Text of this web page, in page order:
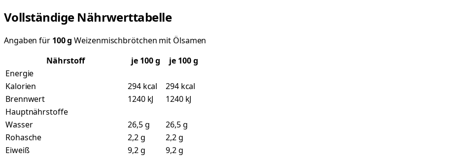
Vollständige Nährwerttabelle
Angaben für 100g Weizenmischbrötchen mit Ölsamen
Nährstoff
je 100g
je 100 g
Energie
Kalorien
294 kcal
294 kcal
Brennwert
1240 kJ
1240 kJ
Hauptnährstoffe
Wasser
26,5 g
26,5 g
Rohasche
2,2 g
2,2 g
Eiweiß
9,2 g
9,2 g